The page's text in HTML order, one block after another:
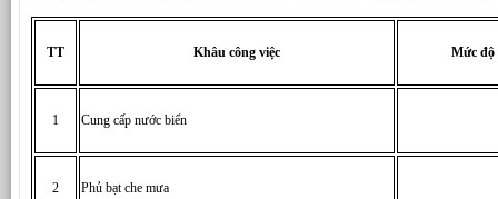
TT Khâu công việc Mức độ
1 Cung cấp nước biển
2 Phủ bạt che mưa